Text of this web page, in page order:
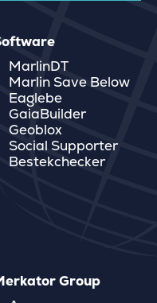
MarlinDT
Marlin Save Below
Eaglebe
GaiaBuilder
Geoblox
Social Supporter
Bestekchecker
Group